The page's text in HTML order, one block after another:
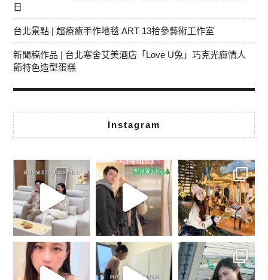
日
台北景點 | 超療癒手作地毯 ART 13拾參藝術工作室
新聞稿作品 | 台北寒舍艾美酒店「Love U兔」巧克光廊情人
節特色造型蛋糕
Instagram